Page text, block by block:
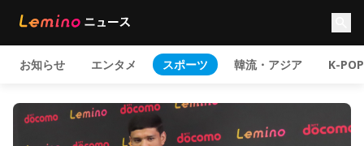
お知らせ エンタメ スポーツ 韓流・アジア K-POP